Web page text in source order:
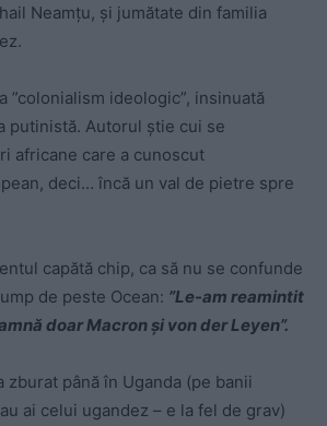
Neamțu, și jumătate din familia
”colonialism ideologic”, insinuată
putinistă. Autorul știe cui se
africane care a cunoscut
deci… încă un val de pietre spre
capătă chip, ca să nu se confunde
de peste Ocean: ”Le-am reamintit
doar Macron și von der Leyen”.
zburat până în Uganda (pe banii
ai celui ugandez – e la fel de grav)